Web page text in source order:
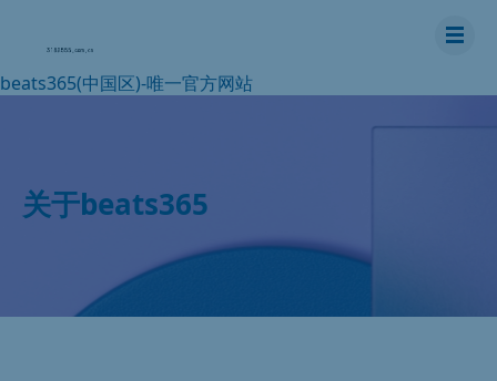
beats365(中国区)-唯一官方网站
关于beats365